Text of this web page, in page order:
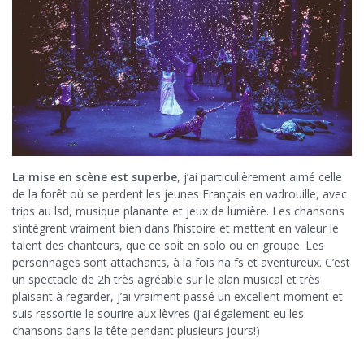
La mise en scène est superbe, j’ai particulièrement aimé celle
de la forêt où se perdent les jeunes Français en vadrouille, avec
trips au lsd, musique planante et jeux de lumière. Les chansons
s’intègrent vraiment bien dans l’histoire et mettent en valeur le
talent des chanteurs, que ce soit en solo ou en groupe. Les
personnages sont attachants, à la fois naïfs et aventureux. C’est
un spectacle de 2h très agréable sur le plan musical et très
plaisant à regarder, j’ai vraiment passé un excellent moment et
suis ressortie le sourire aux lèvres (j’ai également eu les
chansons dans la tête pendant plusieurs jours!)